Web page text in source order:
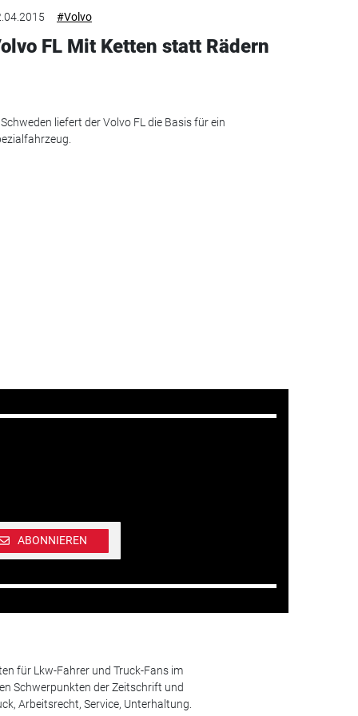
#Volvo
FL Mit Ketten statt Rädern
liefert der Volvo FL die Basis für ein
ABONNIEREN
für Lkw-Fahrer und Truck-Fans im
Schwerpunkten der Zeitschrift und
Arbeitsrecht, Service, Unterhaltung.